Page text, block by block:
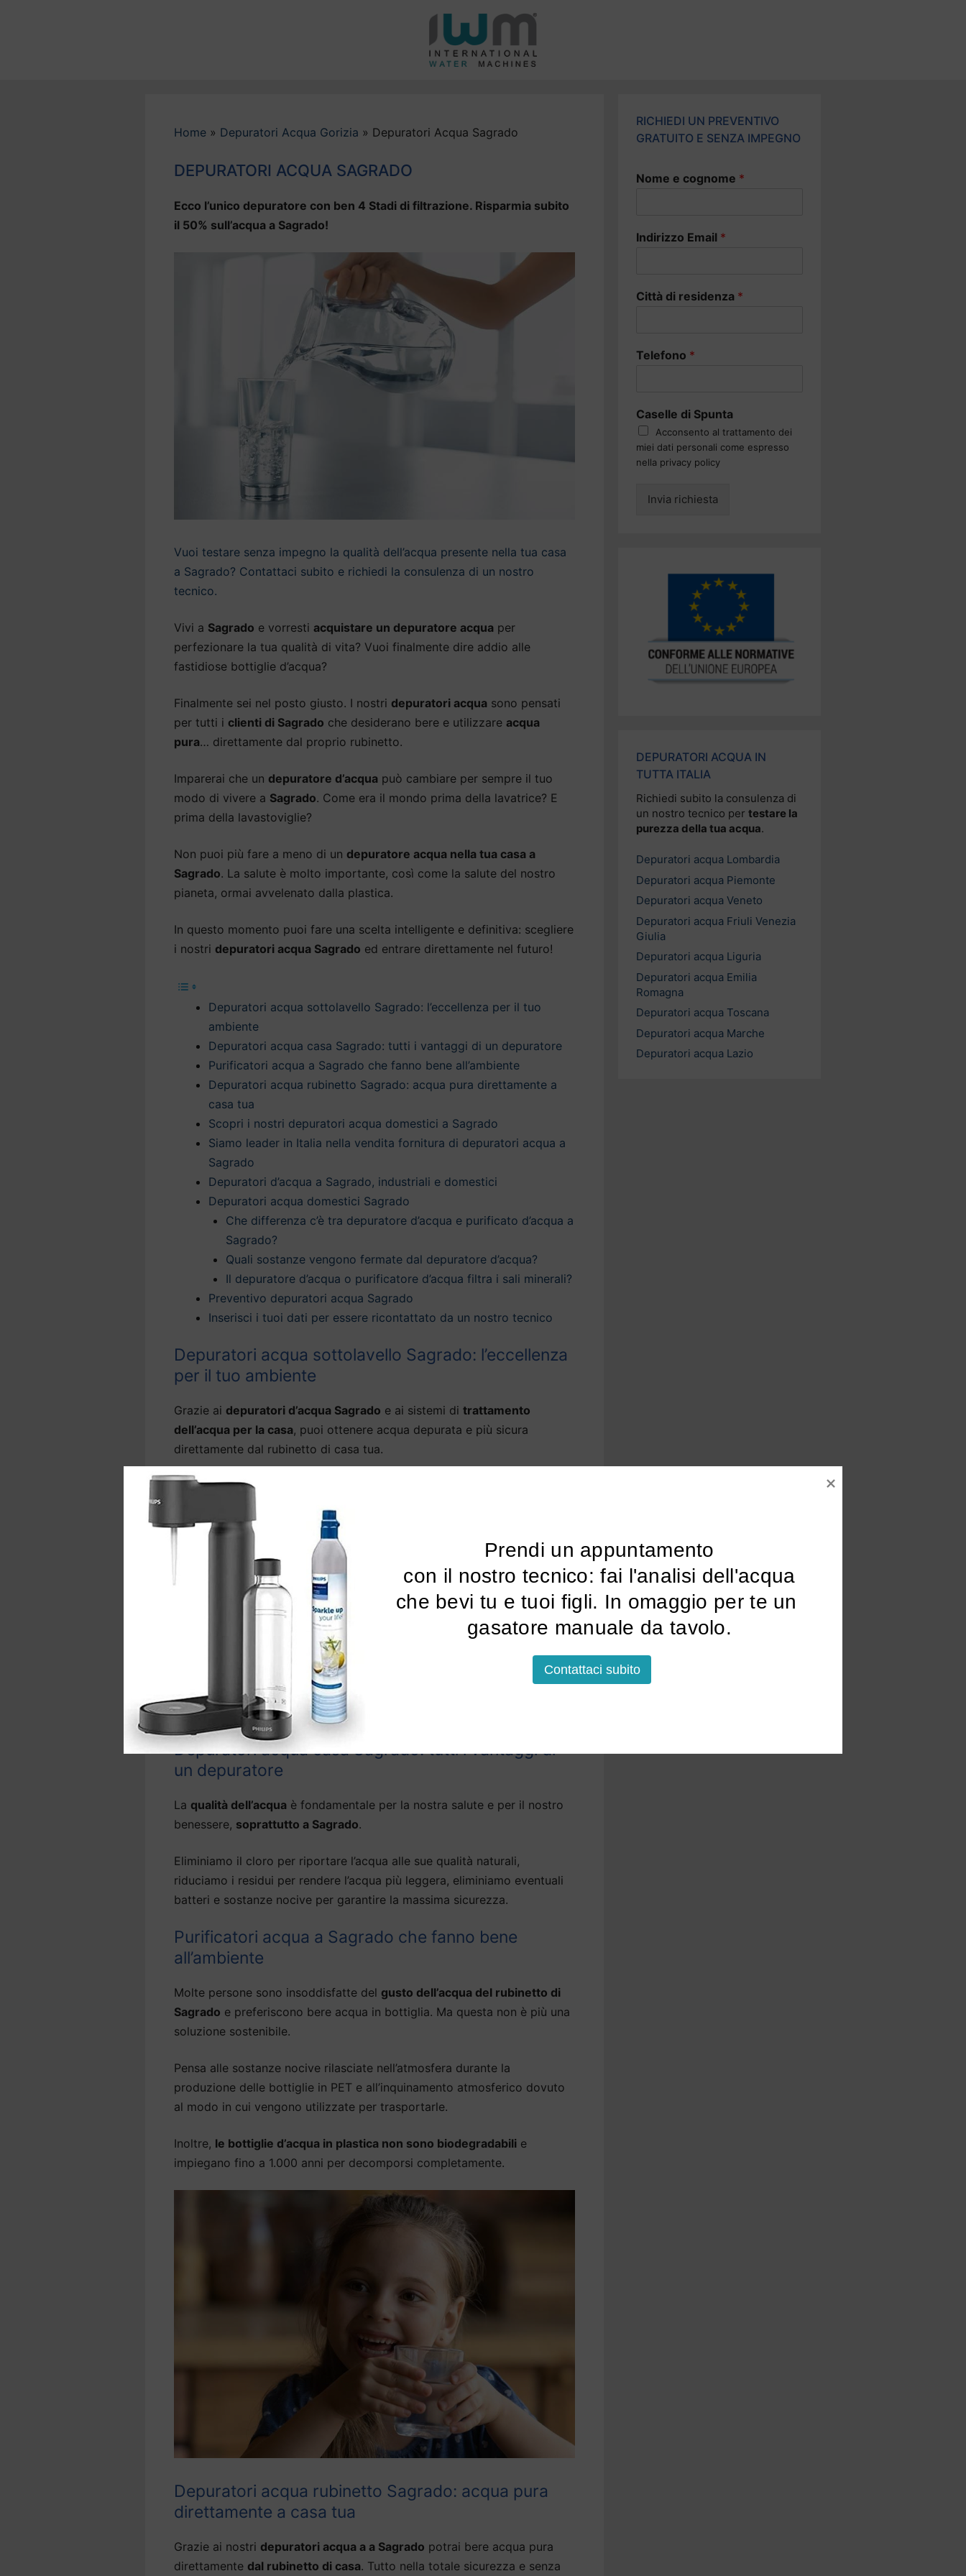
Home » Depuratori Acqua Gorizia » Depuratori Acqua Sagrado
DEPURATORI ACQUA SAGRADO
Ecco l’unico depuratore con ben 4 Stadi di filtrazione. Risparmia subito
il 50% sull’acqua a Sagrado!
Vuoi testare senza impegno la qualità dell’acqua presente nella tua casa
a Sagrado? Contattaci subito e richiedi la consulenza di un nostro
tecnico.
Vivi a Sagrado e vorresti acquistare un depuratore acqua per
perfezionare la tua qualità di vita? Vuoi finalmente dire addio alle
fastidiose bottiglie d’acqua?
Finalmente sei nel posto giusto. I nostri depuratori acqua sono pensati
per tutti i clienti di Sagrado che desiderano bere e utilizzare acqua
pura… direttamente dal proprio rubinetto.
Imparerai che un depuratore d’acqua può cambiare per sempre il tuo
modo di vivere a Sagrado. Come era il mondo prima della lavatrice? E
prima della lavastoviglie?
Non puoi più fare a meno di un depuratore acqua nella tua casa a
Sagrado. La salute è molto importante, così come la salute del nostro
pianeta, ormai avvelenato dalla plastica.
In questo momento puoi fare una scelta intelligente e definitiva: scegliere
i nostri depuratori acqua Sagrado ed entrare direttamente nel futuro!
Depuratori acqua sottolavello Sagrado: l’eccellenza per il tuo
ambiente
Depuratori acqua casa Sagrado: tutti i vantaggi di un depuratore
Purificatori acqua a Sagrado che fanno bene all’ambiente
Depuratori acqua rubinetto Sagrado: acqua pura direttamente a
casa tua
Scopri i nostri depuratori acqua domestici a Sagrado
Siamo leader in Italia nella vendita fornitura di depuratori acqua a
Sagrado
Depuratori d’acqua a Sagrado, industriali e domestici
Depuratori acqua domestici Sagrado
Che differenza c’è tra depuratore d’acqua e purificato d’acqua a
Sagrado?
Quali sostanze vengono fermate dal depuratore d’acqua?
Il depuratore d’acqua o purificatore d’acqua filtra i sali minerali?
Preventivo depuratori acqua Sagrado
Inserisci i tuoi dati per essere ricontattato da un nostro tecnico
Depuratori acqua sottolavello Sagrado: l’eccellenza
per il tuo ambiente
Grazie ai depuratori d’acqua Sagrado e ai sistemi di trattamento
dell’acqua per la casa, puoi ottenere acqua depurata e più sicura
direttamente dal rubinetto di casa tua.
La nostra tecnologia offre una vasta gamma di sistemi di
rubinetto , rimuovendo l’odore del cloro e ogni traccia di sostanze nocive
come arsenico, metalli pesanti, pfas, piombo e pesticidi.
Alcuni modelli didepuratori per acqua di rubinetto a Sagradosono in
grado anche di abbattere i residui fissi, rendendo l’acqua più leggera.
La gamma comprende anche soluzioni che erogano, tramite il depuratore
d’acqua precedentemente installato, acqua bollente, fredda o frizzante.
In base al sistema,l’installazione a Sagrado
il lavello e, per alcuni modelli, anche sotto la base della cucina.
Depuratori acqua casa Sagrado: tutti i vantaggi di
un depuratore
La qualità dell’acqua è fondamentale per la nostra salute e per il nostro
benessere, soprattutto a Sagrado.
Eliminiamo il cloro per riportare l’acqua alle sue qualità naturali,
riduciamo i residui per rendere l’acqua più leggera, eliminiamo eventuali
batteri e sostanze nocive per garantire la massima sicurezza.
Purificatori acqua a Sagrado che fanno bene
all’ambiente
Molte persone sono insoddisfatte del gusto dell’acqua del rubinetto di
Sagrado e preferiscono bere acqua in bottiglia. Ma questa non è più una
soluzione sostenibile.
Pensa alle sostanze nocive rilasciate nell’atmosfera durante la
produzione delle bottiglie in PET e all’inquinamento atmosferico dovuto
al modo in cui vengono utilizzate per trasportarle.
Inoltre, le bottiglie d’acqua in plastica non sono biodegradabili e
impiegano fino a 1.000 anni per decomporsi completamente.
Depuratori acqua rubinetto Sagrado: acqua pura
direttamente a casa tua
Grazie ai nostri depuratori acqua a a Sagrado potrai bere acqua pura
direttamente dal rubinetto di casa. Tutto nella totale sicurezza e senza
RICHIEDI UN PREVENTIVO
GRATUITO E SENZA IMPEGNO
Nome e cognome *
Indirizzo Email *
Città di residenza *
Telefono *
Caselle di Spunta
Acconsento al trattamento dei
miei dati personali come espresso
nella privacy policy
Invia richiesta
DEPURATORI ACQUA IN
TUTTA ITALIA
Richiedi subito la consulenza di
un nostro tecnico per testare la
purezza della tua acqua.
Depuratori acqua Lombardia
Depuratori acqua Piemonte
Depuratori acqua Veneto
Depuratori acqua Friuli Venezia
Giulia
Depuratori acqua Liguria
Depuratori acqua Emilia
Romagna
Depuratori acqua Toscana
Depuratori acqua Marche
Depuratori acqua Lazio
Prendi un appuntamento
che bevi tu e tuoi figli. In omaggio per te un
gasatore manuale da tavolo.
Contattaci subito